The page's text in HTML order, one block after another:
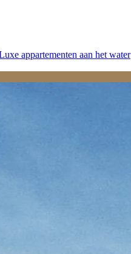
appartementen aan het water